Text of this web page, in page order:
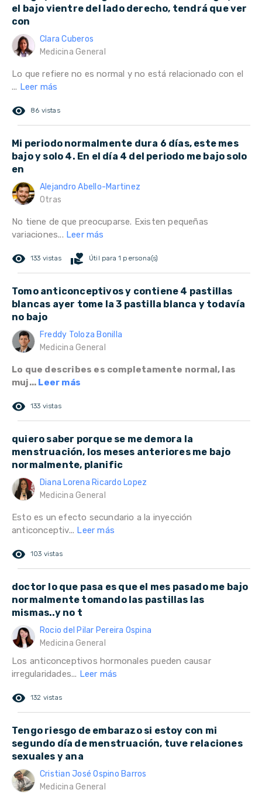
el bajo vientre del lado derecho, tendrá que ver
con
Clara Cuberos
Medicina General
Lo que refiere no es normal y no está relacionado con el
... Leer más
remove_red_eye 86 vistas
Mi periodo normalmente dura 6 días, este mes
bajo y solo 4. En el día 4 del periodo me bajo solo
en
Alejandro Abello-Martinez
Otras
No tiene de que preocuparse. Existen pequeñas
variaciones... Leer más
remove_red_eye 133 vistas volunteer_activism Útil para 1 persona(s)
Tomo anticonceptivos y contiene 4 pastillas
blancas ayer tome la 3 pastilla blanca y todavía
no bajo
Freddy Toloza Bonilla
Medicina General
Lo que describes es completamente normal, las
muj... Leer más
remove_red_eye 133 vistas
quiero saber porque se me demora la
menstruación, los meses anteriores me bajo
normalmente, planific
Diana Lorena Ricardo Lopez
Medicina General
Esto es un efecto secundario a la inyección
anticonceptiv... Leer más
remove_red_eye 103 vistas
doctor lo que pasa es que el mes pasado me bajo
normalmente tomando las pastillas las
mismas..y no t
Rocio del Pilar Pereira Ospina
Medicina General
Los anticonceptivos hormonales pueden causar
irregularidades... Leer más
remove_red_eye 132 vistas
Tengo riesgo de embarazo si estoy con mi
segundo día de menstruación, tuve relaciones
sexuales y ana
Cristian José Ospino Barros
Medicina General